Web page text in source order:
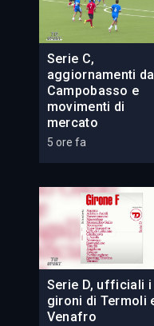
Serie C,
aggiornamenti dal
Campobasso e
movimenti di
mercato
5 ore fa
Serie D, ufficiali i
gironi di Termoli
Venafro